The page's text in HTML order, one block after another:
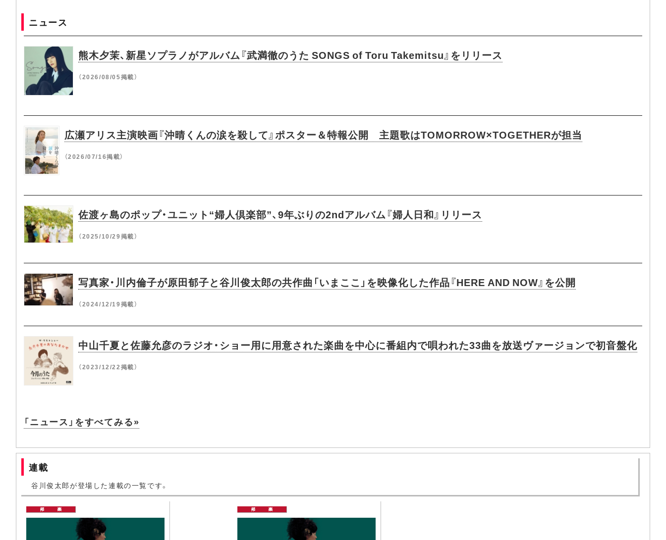
ニュース
熊木夕茉、新星ソプラノがアルバム『武満徹のうた SONGS of Toru Takemitsu』をリリース
（2026/08/05掲載）
広瀬アリス主演映画『沖晴くんの涙を殺して』ポスター＆特報公開 主題歌はTOMORROW×TOGETHERが担当
（2026/07/16掲載）
佐渡ヶ島のポップ・ユニット“婦人倶楽部”、9年ぶりの2ndアルバム『婦人日和』リリース
（2025/10/29掲載）
写真家・川内倫子が原田郁子と谷川俊太郎の共作曲「いまここ」を映像化した作品『HERE AND NOW』を公開
（2024/12/19掲載）
中山千夏と佐藤允彦のラジオ・ショー用に用意された楽曲を中心に番組内で唄われた33曲を放送ヴァージョンで初音盤化
（2023/12/22掲載）
「ニュース」をすべてみる»
連載
谷川俊太郎が登場した連載の一覧です。